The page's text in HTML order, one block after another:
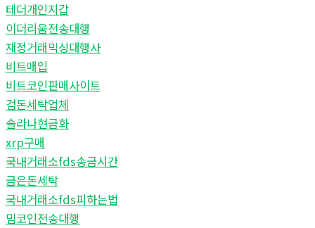
테더개인지갑
이더리움전송대행
재정거래믹싱대행사
비트매입
비트코인판매사이트
검돈세탁업체
솔라나현금화
xrp구매
국내거래소fds송금시간
금은돈세탁
국내거래소fds피하는법
밈코인전송대행